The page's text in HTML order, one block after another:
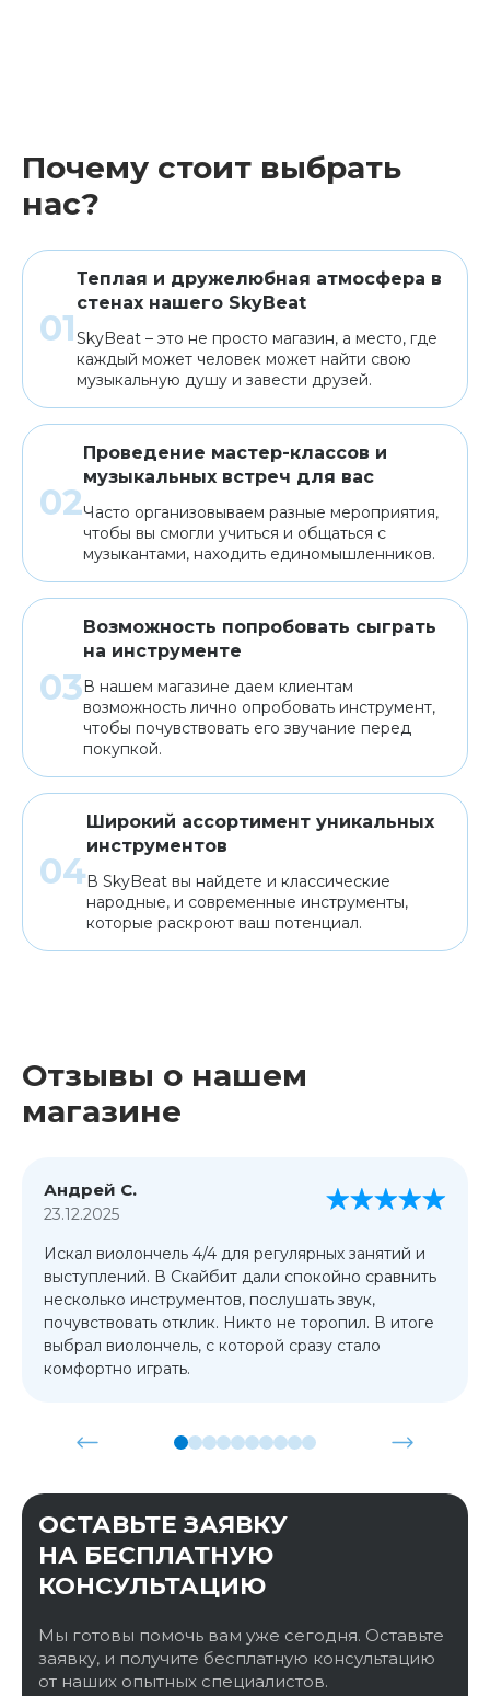
Почему стоит выбрать
нас?
Теплая и дружелюбная атмосфера в
стенах нашего SkyBeat
SkyBeat – это не просто магазин, а место, где
каждый может человек может найти свою
музыкальную душу и завести друзей.
Проведение мастер-классов и
музыкальных встреч для вас
Часто организовываем разные мероприятия,
чтобы вы смогли учиться и общаться с
музыкантами, находить единомышленников.
Возможность попробовать сыграть
на инструменте
В нашем магазине даем клиентам
возможность лично опробовать инструмент,
чтобы почувствовать его звучание перед
покупкой.
Широкий ассортимент уникальных
инструментов
В SkyBeat вы найдете и классические
народные, и современные инструменты,
которые раскроют ваш потенциал.
Отзывы о нашем
магазине
Андрей С.
23.12.2025
Искал виолончель 4/4 для регулярных занятий и
выступлений. В Скайбит дали спокойно сравнить
несколько инструментов, послушать звук,
почувствовать отклик. Никто не торопил. В итоге
выбрал виолончель, с которой сразу стало
комфортно играть.
ОСТАВЬТЕ ЗАЯВКУ
НА БЕСПЛАТНУЮ
КОНСУЛЬТАЦИЮ
Мы готовы помочь вам уже сегодня. Оставьте
заявку, и получите бесплатную консультацию
от наших опытных специалистов.